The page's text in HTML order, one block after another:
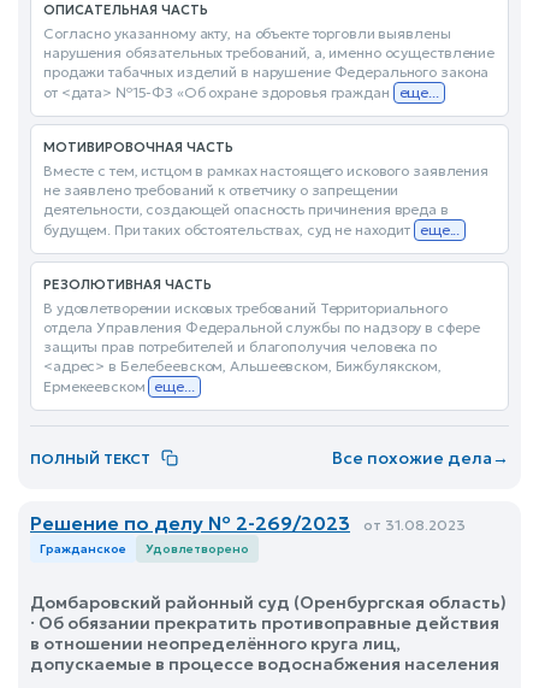
ОПИСАТЕЛЬНАЯ ЧАСТЬ
Согласно указанному акту, на объекте торговли выявлены
нарушения обязательных требований, а, именно осуществление
продажи табачных изделий в нарушение Федерального закона
от <дата> №15-ФЗ «Об охране здоровья граждан
еще...
МОТИВИРОВОЧНАЯ ЧАСТЬ
Вместе с тем, истцом в рамках настоящего искового заявления
не заявлено требований к ответчику о запрещении
деятельности, создающей опасность причинения вреда в
будущем. При таких обстоятельствах, суд не находит еще...
РЕЗОЛЮТИВНАЯ ЧАСТЬ
В удовлетворении исковых требований Территориального
отдела Управления Федеральной службы по надзору в сфере
защиты прав потребителей и благополучия человека по
<адрес> в Белебеевском, Альшеевском, Бижбулякском,
Ермекеевском еще...
ПОЛНЫЙ ТЕКСТ Все похожие дела→
Решение по делу № 2-269/2023 от 31.08.2023
Гражданское Удовлетворено
Домбаровский районный суд (Оренбургская область)
· Об обязании прекратить противоправные действия
в отношении неопределённого круга лиц,
допускаемые в процессе водоснабжения населения